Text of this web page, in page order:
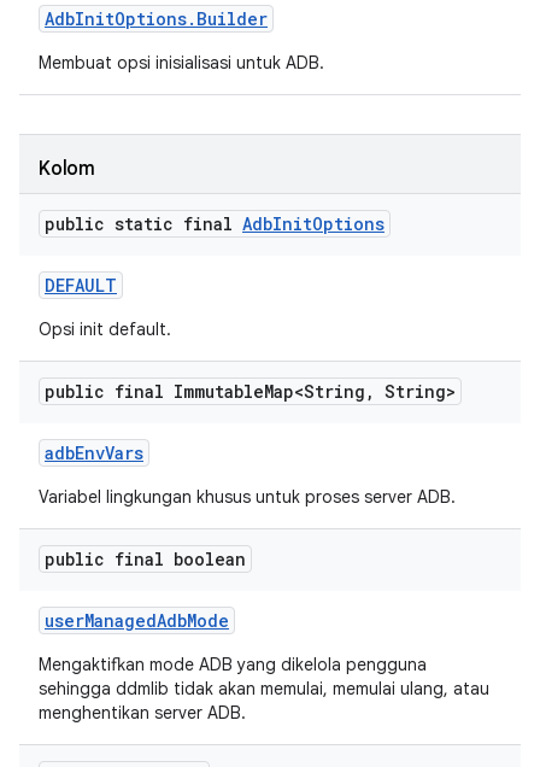
AdbInitOptions. Builder
Membuat opsi inisialisasi untuk ADB.
Kolom
public static final AdbInitOptions
DEFAULT
Opsi init default.
public final ImmutableMap<String , String>
adbEnvVars
Variabel lingkungan khusus untuk proses server ADB.
public final boolean
userManagedAdbMode
Mengaktifkan mode ADB yang dikelola pengguna
sehingga ddmlib tidak akan memulai, memulai ulang, atau
menghentikan server ADB.